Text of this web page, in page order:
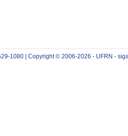
1080 | Copyright © 2006-2026 - UFRN -